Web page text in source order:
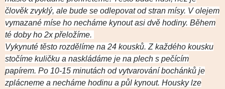
člověk zvyklý, ale bude se odlepovat od stran mísy. V olejem
vymazané míse ho necháme kynout asi dvě hodiny. Během
té doby ho 2x přeložíme.
Vykynuté těsto rozdělíme na 24 kousků. Z každého kousku
stočíme kuličku a naskládáme je na plech s pečícím
papírem. Po 10-15 minutách od vytvarování bochánků je
zplácneme a necháme hodinu a půl kynout. Housky lze